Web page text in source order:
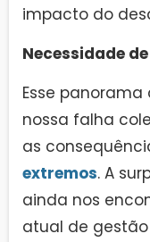
impacto do
Necessidade
Esse
nossa falha
as
extremos. A
ainda nos
atual de